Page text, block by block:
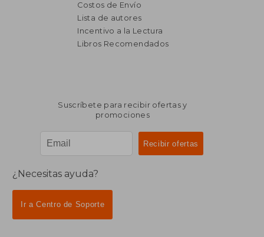
Costos de Envío
Lista de autores
Incentivo a la Lectura
Libros Recomendados
Suscríbete para recibir ofertas y
promociones
¿Necesitas ayuda?
Ir a Centro de Soporte